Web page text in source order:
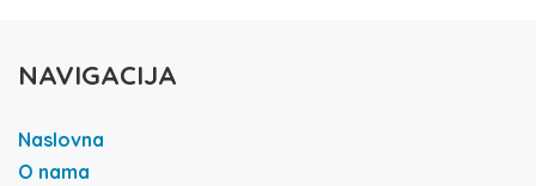
NAVIGACIJA
Naslovna
O nama